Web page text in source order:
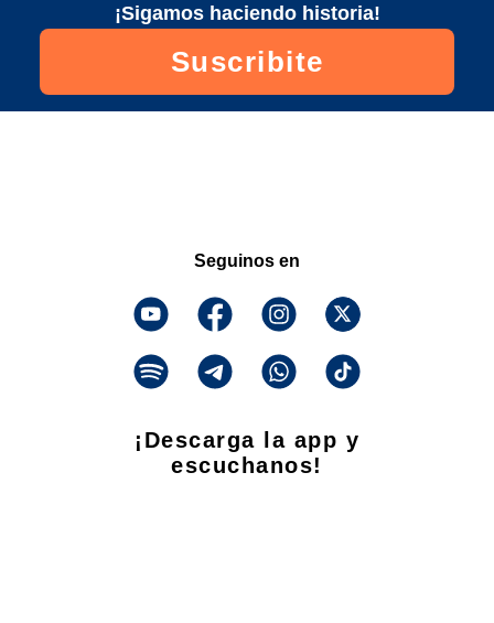
¡Sigamos haciendo historia!
Suscribite
Seguinos en
¡Descarga la app y
escuchanos!